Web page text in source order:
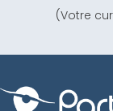
(Votre